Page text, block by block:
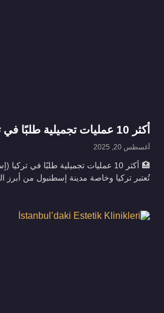
أكثر 10 عمليات تجميلية طلبًا في تركيا
أغسطس 20, 2025
تُعتبر تركيا وخاصة مدينة إسطنبول من أبرز